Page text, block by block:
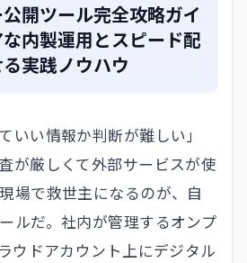
開ツール完全攻略ガイ
内製運用とスピード配
実践ノウハウ
いい情報か判断が難しい」
が厳しくて外部サービスが使
場で救世主になるのが、自
ルだ。社内が管理するオンプ
ウドアカウント上にデジタル